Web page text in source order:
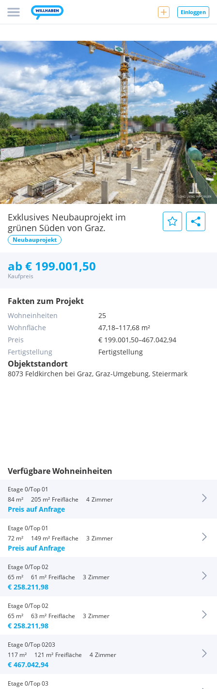
Einloggen
Exklusives Neubauprojekt im
grünen Süden von Graz.
Neubauprojekt
Fakten zum Projekt
Wohneinheiten
25
Wohnfläche
47,18–117,68 m²
Preis
€ 199.001,50–467.042,94
Fertigstellung
Fertigstellung
Objektstandort
8073 Feldkirchen bei Graz, Graz-Umgebung, Steiermark
Verfügbare Wohneinheiten
Etage 0/Top 01
84 m²
205 m² Freifläche
Preis auf Anfrage
4 Zimmer
Etage 0/Top 01
72 m²
149 m² Freifläche
Preis auf Anfrage
3 Zimmer
Etage 0/Top 02
65 m²
61 m² Freifläche
€ 258.211,98
3 Zimmer
Etage 0/Top 02
65 m²
63 m² Freifläche
€ 258.211,98
3 Zimmer
Etage 0/Top 0203
117 m²
121 m² Freifläche
€ 467.042,94
4 Zimmer
Etage 0/Top 03
ab € 199.001,50
Kaufpreis